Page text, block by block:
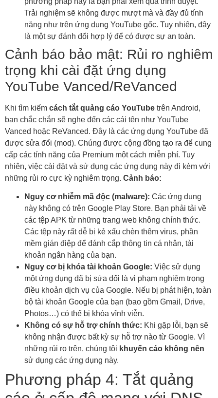
Trải nghiệm sẽ không được mượt mà và đầy đủ tính
năng như trên ứng dụng YouTube gốc. Tuy nhiên, đây
là một sự đánh đổi hợp lý để có được sự an toàn.
Cảnh báo bảo mật: Rủi ro nghiêm
trọng khi cài đặt ứng dụng
YouTube Vanced/ReVanced
Khi tìm kiếm cách tắt quảng cáo YouTube trên Android,
bạn chắc chắn sẽ nghe đến các cái tên như YouTube
Vanced hoặc ReVanced. Đây là các ứng dụng YouTube đã
được sửa đổi (mod). Chúng được cộng đồng tạo ra để cung
cấp các tính năng của Premium một cách miễn phí. Tuy
nhiên, việc cài đặt và sử dụng các ứng dụng này đi kèm với
những rủi ro cực kỳ nghiêm trọng. Cảnh báo:
Nguy cơ nhiễm mã độc (malware): Các ứng dụng
này không có trên Google Play Store. Bạn phải tải về
các tệp APK từ những trang web không chính thức.
Các tệp này rất dễ bị kẻ xấu chèn thêm virus, phần
mềm gián điệp để đánh cắp thông tin cá nhân, tài
khoản ngân hàng của bạn.
Nguy cơ bị khóa tài khoản Google: Việc sử dụng
một ứng dụng đã bị sửa đổi là vi phạm nghiêm trọng
điều khoản dịch vụ của Google. Nếu bị phát hiện, toàn
bộ tài khoản Google của bạn (bao gồm Gmail, Drive,
Photos…) có thể bị khóa vĩnh viễn.
Không có sự hỗ trợ chính thức: Khi gặp lỗi, bạn sẽ
không nhận được bất kỳ sự hỗ trợ nào từ Google. Vì
những rủi ro trên, chúng tôi khuyến cáo không nên
sử dụng các ứng dụng này.
Phương pháp 4: Tắt quảng